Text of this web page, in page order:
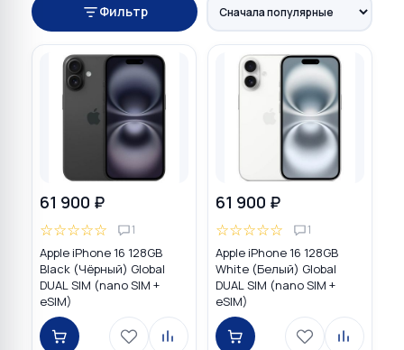
Фильтр
61 900 ₽
☆☆☆☆☆ 1
Apple iPhone 16 128GB
Black (Чёрный) Global
DUAL SIM (nano SIM +
eSIM)
61 900 ₽
☆☆☆☆☆ 1
Apple iPhone 16 128GB
White (Белый) Global
DUAL SIM (nano SIM +
eSIM)